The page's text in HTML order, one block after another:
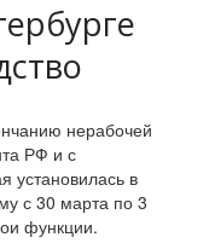
нерабочей
РФ и с
установилась в
с 30 марта по 3
функции.